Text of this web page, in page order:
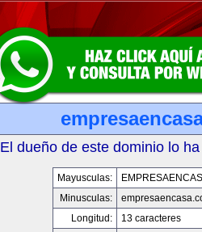
El dueño de este dominio lo
Mayusculas:
Minusculas:
Longitud:
13 caracteres